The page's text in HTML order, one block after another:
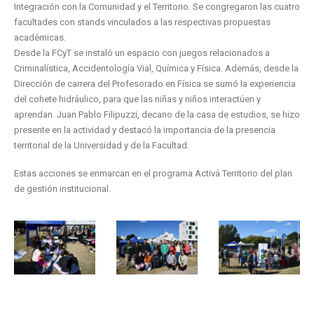
Integración con la Comunidad y el Territorio. Se congregaron las cuatro
facultades con stands vinculados a las respectivas propuestas
académicas.
Desde la FCyT se instaló un espacio con juegos relacionados a
Criminalística, Accidentología Vial, Química y Física. Además, desde la
Dirección de carrera del Profesorado en Física se sumó la experiencia
del cohete hidráulico, para que las niñas y niños interactúen y
aprendan. Juan Pablo Filipuzzi, decano de la casa de estudios, se hizo
presente en la actividad y destacó la importancia de la presencia
territorial de la Universidad y de la Facultad.
Estas acciones se enmarcan en el programa Activá Territorio del plan
de gestión institucional.